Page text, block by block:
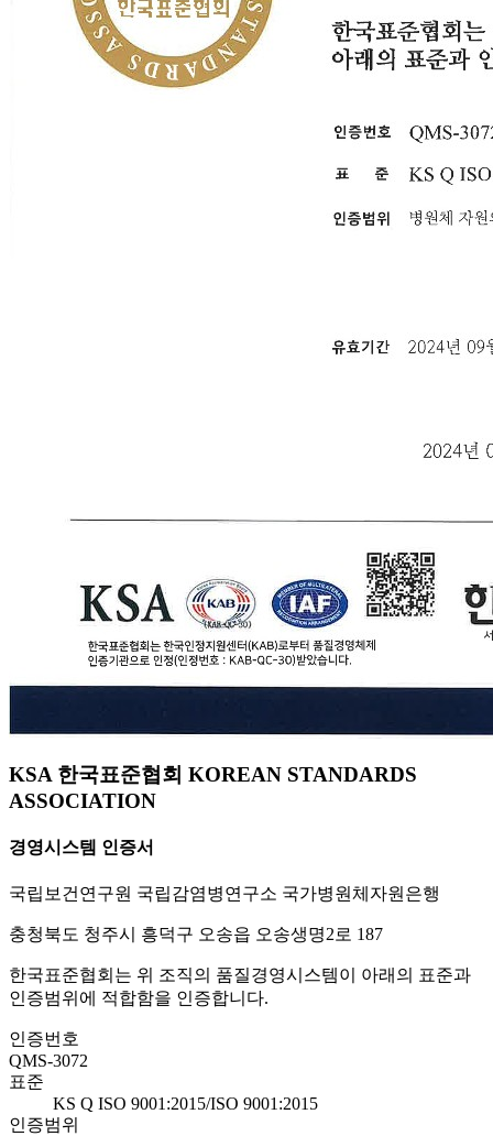
KSA 한국표준협회 KOREAN STANDARDS
ASSOCIATION
경영시스템 인증서
국립보건연구원 국립감염병연구소 국가병원체자원은행
충청북도 청주시 흥덕구 오송읍 오송생명2로 187
한국표준협회는 위 조직의 품질경영시스템이 아래의 표준과
인증범위에 적합함을 인증합니다.
인증번호
QMS-3072
표준
KS Q ISO 9001:2015/ISO 9001:2015
인증범위